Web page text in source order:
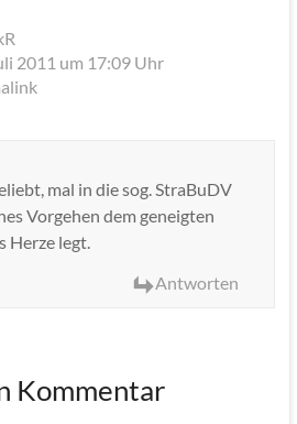
2011 um 17:09 Uhr
mal in die sog. StraBuDV
Vorgehen dem geneigten
Herze legt.
Antworten
Kommentar